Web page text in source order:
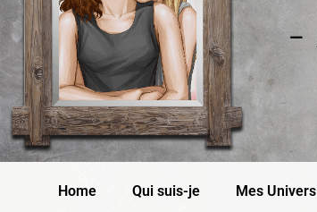
Home Qui suis-je Mes Univers